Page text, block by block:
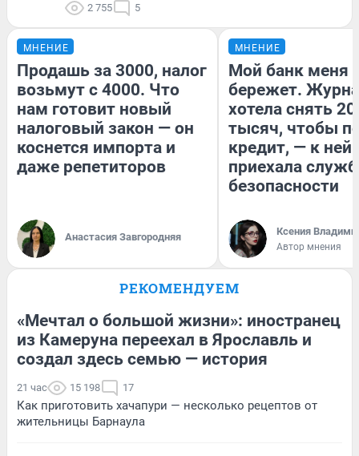
2 755 5
МНЕНИЕ
Продашь за 3000, налог
возьмут с 4000. Что
нам готовит новый
налоговый закон — он
коснется импорта и
даже репетиторов
Анастасия Завгородняя
МНЕНИЕ
Мой банк меня
бережет.
хотела снять
тысяч, чтобы
кредит, — к
приехала
безопасности
Ксения
Автор мнения
РЕКОМЕНДУЕМ
«Мечтал о большой жизни»: иностранец
из Камеруна переехал в Ярославль и
создал здесь семью — история
21 час 15 198 17
Как приготовить хачапури — несколько рецептов от
жительницы Барнаула